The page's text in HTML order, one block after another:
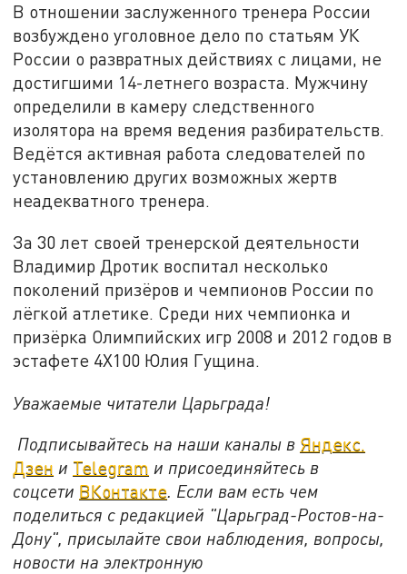
В отношении заслуженного тренера России
возбуждено уголовное дело по статьям УК
России о развратных действиях с лицами, не
достигшими 14-летнего возраста. Мужчину
определили в камеру следственного
изолятора на время ведения разбирательств.
Ведётся активная работа следователей по
установлению других возможных жертв
неадекватного тренера.
За 30 лет своей тренерской деятельности
Владимир Дротик воспитал несколько
поколений призёров и чемпионов России по
лёгкой атлетике. Среди них чемпионка и
призёрка Олимпийских игр 2008 и 2012 годов в
эстафете 4Х100 Юлия Гущина.
Уважаемые читатели Царьграда!
Подписывайтесь на наши каналы в Яндекс.
Дзен и Telegram и присоединяйтесь в
соцсети ВКонтакте. Если вам есть чем
поделиться с редакцией "Царьград-Ростов-на-
Дону", присылайте свои наблюдения, вопросы,
новости на электронную